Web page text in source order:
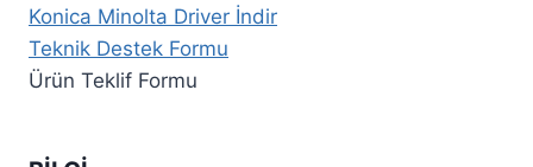
Konica Minolta Driver İndir
Teknik Destek Formu
Ürün Teklif Formu